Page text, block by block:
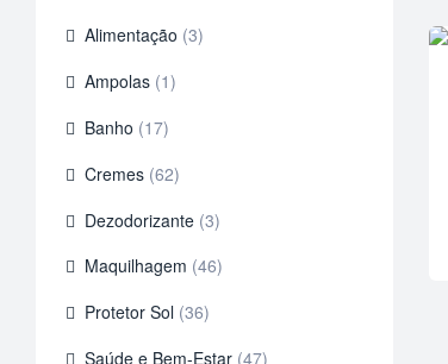
Alimentação (3)
Ampolas (1)
Banho (17)
Cremes (62)
Dezodorizante (3)
Maquilhagem (46)
Protetor Sol (36)
Saúde e Bem-Estar (47)